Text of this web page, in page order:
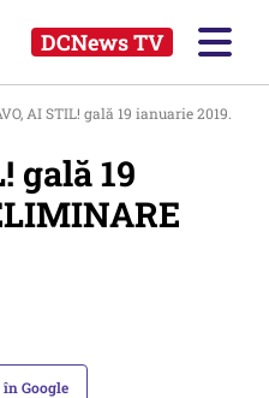
DCNews TV
AI STIL! gală 19 ianuarie 2019.
gală 19
Google